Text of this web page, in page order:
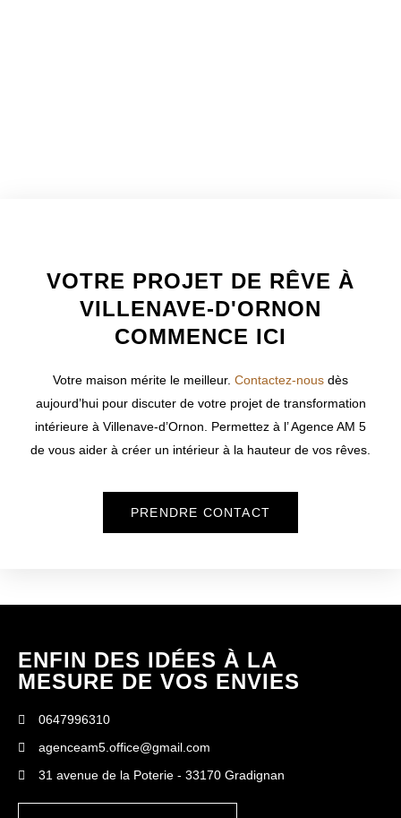
VOTRE PROJET DE RÊVE À
VILLENAVE-D'ORNON
COMMENCE ICI
Votre maison mérite le meilleur. Contactez-nous dès
aujourd’hui pour discuter de votre projet de transformation
intérieure à Villenave-d’Ornon . Permettez à l’ Agence AM 5
de vous aider à créer un intérieur à la hauteur de vos rêves.
PRENDRE CONTACT
ENFIN DES IDÉES À LA
MESURE DE VOS ENVIES
0647996310
agenceam5.office@gmail.com
31 avenue de la Poterie - 33170 Gradignan